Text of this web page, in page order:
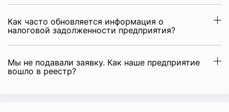
Как часто обновляется информация о
налоговой задолженности предприятия?
Мы не подавали заявку. Как наше предприятие
вошло в реестр?